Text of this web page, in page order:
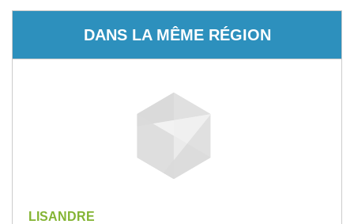
DANS LA MÊME RÉGION
LISANDRE